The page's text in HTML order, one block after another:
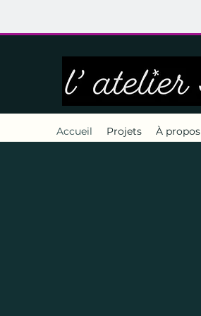
Accueil Projets À propos